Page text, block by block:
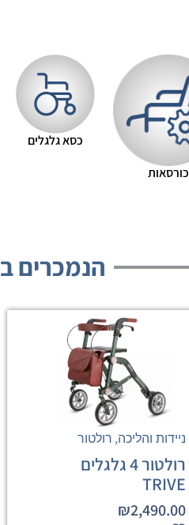
כורסאות
כסא גלגלים
הנמכרים
ניידות והליכה, רולטור
רולטור 4 גלגלים
TRIVE
₪2,490.00